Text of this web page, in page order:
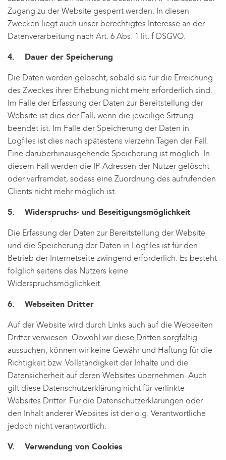
Zugang zu der Website gesperrt werden. In diesen
Zwecken liegt auch unser berechtigtes Interesse an der
Datenverarbeitung nach Art. 6 Abs. 1 lit. f DSGVO.
4. Dauer der Speicherung
Die Daten werden gelöscht, sobald sie für die Erreichung
des Zweckes ihrer Erhebung nicht mehr erforderlich sind.
Im Falle der Erfassung der Daten zur Bereitstellung der
Website ist dies der Fall, wenn die jeweilige Sitzung
beendet ist. Im Falle der Speicherung der Daten in
Logfiles ist dies nach spätestens vierzehn Tagen der Fall.
Eine darüberhinausgehende Speicherung ist möglich. In
diesem Fall werden die IP-Adressen der Nutzer gelöscht
oder verfremdet, sodass eine Zuordnung des aufrufenden
Clients nicht mehr möglich ist.
5. Widerspruchs- und Beseitigungsmöglichkeit
Die Erfassung der Daten zur Bereitstellung der Website
und die Speicherung der Daten in Logfiles ist für den
Betrieb der Internetseite zwingend erforderlich. Es besteht
folglich seitens des Nutzers keine
Widerspruchsmöglichkeit.
6. Webseiten Dritter
Auf der Website wird durch Links auch auf die Webseiten
Dritter verwiesen. Obwohl wir diese Dritten sorgfältig
aussuchen, können wir keine Gewähr und Haftung für die
Richtigkeit bzw. Vollständigkeit der Inhalte und die
Datensicherheit auf deren Websites übernehmen. Auch
gilt diese Datenschutzerklärung nicht für verlinkte
Websites Dritter. Für die Datenschutzerklärungen oder
den Inhalt anderer Websites ist der o.g. Verantwortliche
jedoch nicht verantwortlich.
V. Verwendung von Cookies